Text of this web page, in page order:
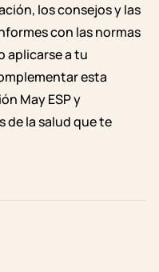
los consejos y las
con las normas
aplicarse a tu
esta
May ESP y
de la salud que te